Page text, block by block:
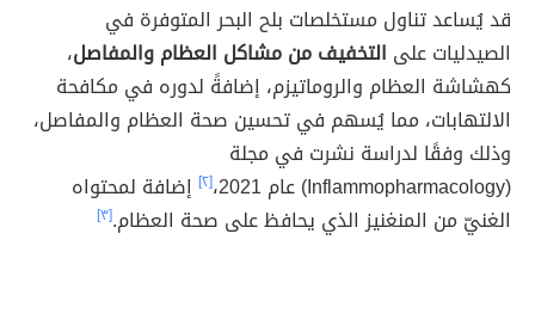
قد يُساعد تناول مستخلصات بلح البحر المتوفرة في
الصيدليات على التخفيف من مشاكل العظام والمفاصل،
كهشاشة العظام والروماتيزم، إضافةً لدوره في مكافحة
الالتهابات، مما يُسهم في تحسين صحة العظام والمفاصل،
وذلك وفقًا لدراسة نشرت في مجلة
(Inflammopharmacology) عام 2021،
[٢]
إضافة لمحتواه
الغنيّ من المنغنيز الذي يحافظ على صحة العظام.[٣]